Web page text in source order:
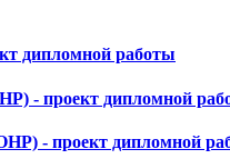
дипломной работы
- проект дипломной
- проект дипломной